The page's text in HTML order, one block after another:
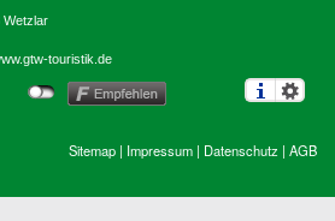
Wetzlar
touristik.de
Sitemap | Impressum | Datenschutz | AGB